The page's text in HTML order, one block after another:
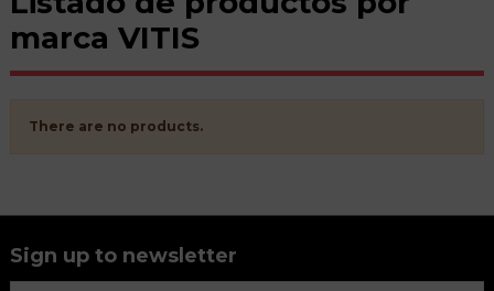
marca VITIS
There are no products.
Sign up to newsletter